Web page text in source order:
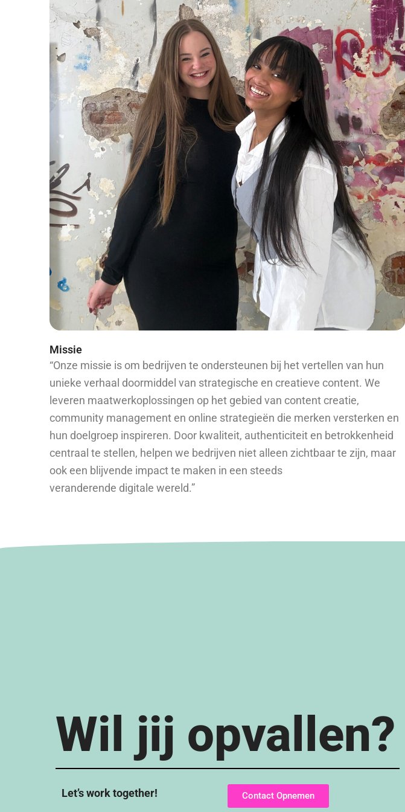
Missie
“Onze missie is om bedrijven te ondersteunen bij het vertellen van hun
unieke verhaal doormiddel van strategische en creatieve content. We
leveren maatwerkoplossingen op het gebied van content creatie,
community management en online strategieën die merken versterken en
hun doelgroep inspireren. Door kwaliteit, authenticiteit en betrokkenheid
centraal te stellen, helpen we bedrijven niet alleen zichtbaar te zijn, maar
ook een blijvende impact te maken in een steeds
veranderende digitale wereld.”
Wil jij opvallen?
Let’s work together! Contact Opnemen